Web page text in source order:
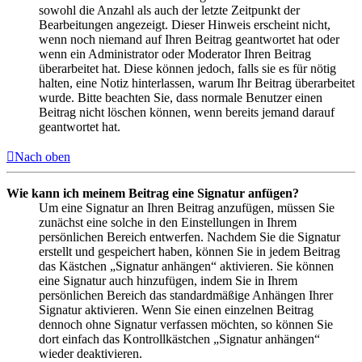
sowohl die Anzahl als auch der letzte Zeitpunkt der
Bearbeitungen angezeigt. Dieser Hinweis erscheint nicht,
wenn noch niemand auf Ihren Beitrag geantwortet hat oder
wenn ein Administrator oder Moderator Ihren Beitrag
überarbeitet hat. Diese können jedoch, falls sie es für nötig
halten, eine Notiz hinterlassen, warum Ihr Beitrag überarbeitet
wurde. Bitte beachten Sie, dass normale Benutzer einen
Beitrag nicht löschen können, wenn bereits jemand darauf
geantwortet hat.
Nach oben
Wie kann ich meinem Beitrag eine Signatur anfügen?
Um eine Signatur an Ihren Beitrag anzufügen, müssen Sie
zunächst eine solche in den Einstellungen in Ihrem
persönlichen Bereich entwerfen. Nachdem Sie die Signatur
erstellt und gespeichert haben, können Sie in jedem Beitrag
das Kästchen „Signatur anhängen“ aktivieren. Sie können
eine Signatur auch hinzufügen, indem Sie in Ihrem
persönlichen Bereich das standardmäßige Anhängen Ihrer
Signatur aktivieren. Wenn Sie einen einzelnen Beitrag
dennoch ohne Signatur verfassen möchten, so können Sie
dort einfach das Kontrollkästchen „Signatur anhängen“
wieder deaktivieren.